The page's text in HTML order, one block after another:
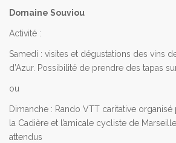
Domaine Souviou
Activité :
Samedi : visites et dégustations des vins
d’Azur. Possibilité de prendre des tapas
ou
Dimanche : Rando VTT caritative
la Cadière et l’amicale cycliste de
attendus